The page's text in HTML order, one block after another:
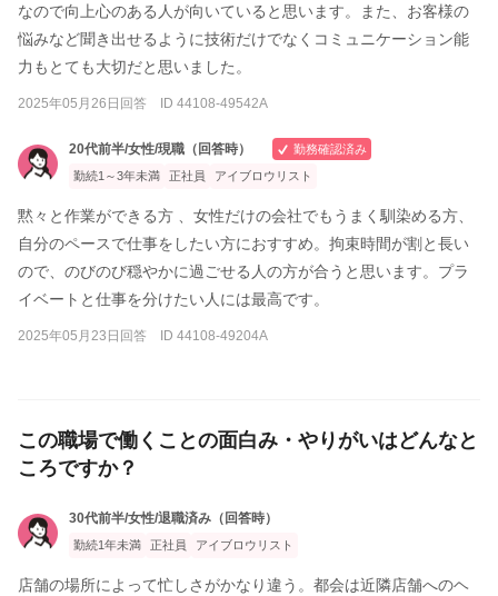
なので向上心のある人が向いていると思います。また、お客様の
悩みなど聞き出せるように技術だけでなくコミュニケーション能
力もとても大切だと思いました。
2025年05月26日回答 ID 44108-49542A
20代前半/女性/現職（回答時）
勤務確認済み
勤続1～3年未満
正社員 アイブロウリスト
黙々と作業ができる方 、女性だけの会社でもうまく馴染める方、
自分のペースで仕事をしたい方におすすめ。拘束時間が割と長い
ので、のびのび穏やかに過ごせる人の方が合うと思います。プラ
イベートと仕事を分けたい人には最高です。
2025年05月23日回答 ID 44108-49204A
この職場で働くことの面白み・やりがいはどんなと
ころですか？
30代前半/女性/退職済み（回答時）
勤続1年未満 正社員 アイブロウリスト
店舗の場所によって忙しさがかなり違う。都会は近隣店舗へのヘ